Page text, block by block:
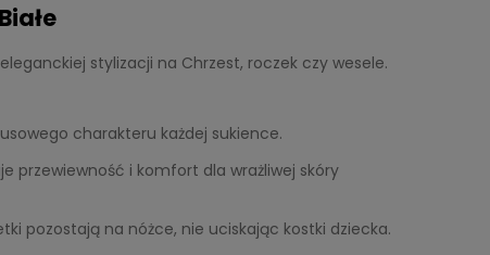
stylizacji na Chrzest, roczek czy wesele.
charakteru każdej sukience.
przewiewność i komfort dla wrażliwej skóry
pozostają na nóżce, nie uciskając kostki dziecka.